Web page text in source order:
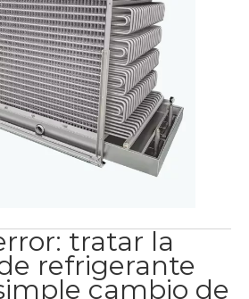
tratar la
refrigerante
cambio de